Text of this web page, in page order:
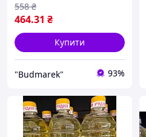
464.31 ₴
558 ₴
Купити
"Budmarek" 93%